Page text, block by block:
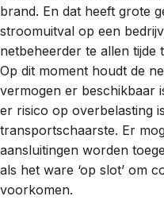
brand. En dat heeft grote
stroomuitval op een
netbeheerder te allen tijde
Op dit moment houdt de
vermogen er beschikbaar
er risico op overbelasting
transportschaarste. Er
aansluitingen worden
als het ware ‘op slot’ om
voorkomen.